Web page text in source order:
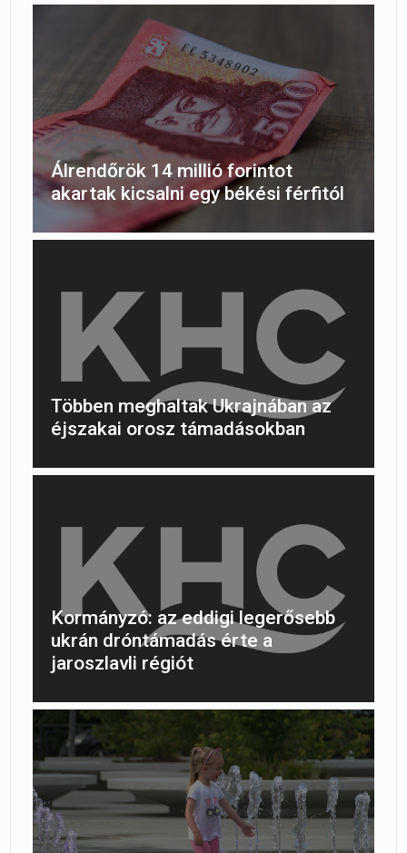
Álrendőrök 14 millió forintot
akartak kicsalni egy békési férfitól
Többen meghaltak Ukrajnában az
éjszakai orosz támadásokban
Kormányzó: az eddigi legerősebb
ukrán dróntámadás érte a
jaroszlavli régiót